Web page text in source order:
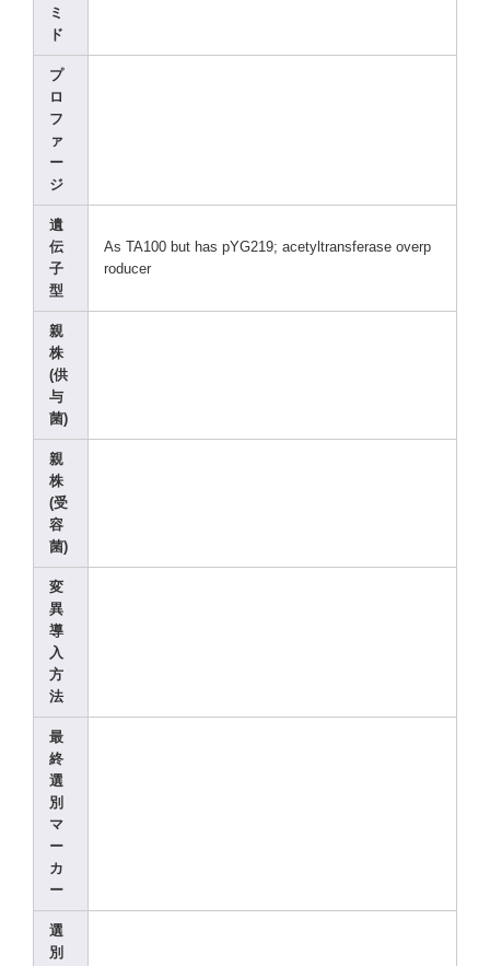
ミ
ド
プ
ロ
フ
ァ
ー
ジ
遺
伝
子
型
As TA100 but has pYG219; acety ltransferase overp
roducer
親
株
(供
与
菌)
親
株
(受
容
菌)
変
異
導
入
方
法
最
終
選
別
マ
ー
カ
ー
選
別